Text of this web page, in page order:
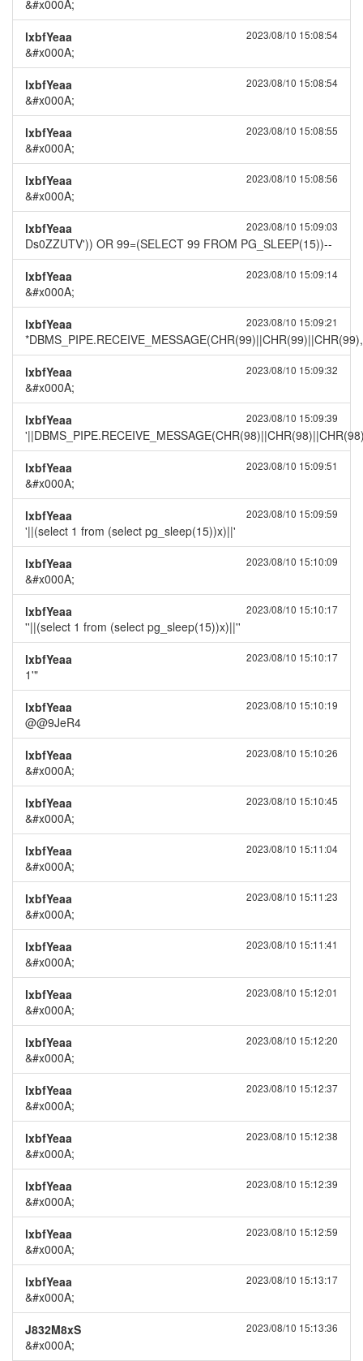
&#x000A;
lxbfYeaa
2023/08/10 15:08:54
&#x000A;
lxbfYeaa
2023/08/10 15:08:54
&#x000A;
lxbfYeaa
2023/08/10 15:08:55
&#x000A;
lxbfYeaa
2023/08/10 15:08:56
&#x000A;
lxbfYeaa
2023/08/10 15:09:03
Ds0ZZUTV')) OR 99=(SELECT 99 FROM PG_SLEEP(15))--
lxbfYeaa
2023/08/10 15:09:14
&#x000A;
lxbfYeaa
2023/08/10 15:09:21
lxbfYeaa
2023/08/10 15:09:32
&#x000A;
lxbfYeaa
2023/08/10 15:09:39
lxbfYeaa
2023/08/10 15:09:51
&#x000A;
lxbfYeaa
2023/08/10 15:09:59
'||(select 1 from (select pg_sleep(15))x)||'
lxbfYeaa
2023/08/10 15:10:09
&#x000A;
lxbfYeaa
2023/08/10 15:10:17
''||(select 1 from (select pg_sleep(15))x)||''
lxbfYeaa
2023/08/10 15:10:17
1'"
lxbfYeaa
2023/08/10 15:10:19
@@9JeR4
lxbfYeaa
2023/08/10 15:10:26
&#x000A;
lxbfYeaa
2023/08/10 15:10:45
&#x000A;
lxbfYeaa
2023/08/10 15:11:04
&#x000A;
lxbfYeaa
2023/08/10 15:11:23
&#x000A;
lxbfYeaa
2023/08/10 15:11:41
&#x000A;
lxbfYeaa
2023/08/10 15:12:01
&#x000A;
lxbfYeaa
2023/08/10 15:12:20
&#x000A;
lxbfYeaa
2023/08/10 15:12:37
&#x000A;
lxbfYeaa
2023/08/10 15:12:38
&#x000A;
lxbfYeaa
2023/08/10 15:12:39
&#x000A;
lxbfYeaa
2023/08/10 15:12:59
&#x000A;
lxbfYeaa
2023/08/10 15:13:17
&#x000A;
J832M8xS
2023/08/10 15:13:36
&#x000A;